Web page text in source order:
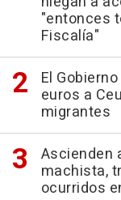
"entonces
Fiscalía"
El
euros a
migrantes
Ascienden
machista,
ocurridos